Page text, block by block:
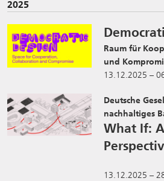
2025
Raum für
und
13.12.2025 –
Deutsche
nachhaltiges
What If:
13.12.2025 –